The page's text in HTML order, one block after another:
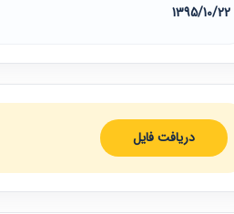
1395/10/22
دریافت فایل